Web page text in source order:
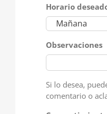
Horario
Observaciones
Si lo desea,
comentario o